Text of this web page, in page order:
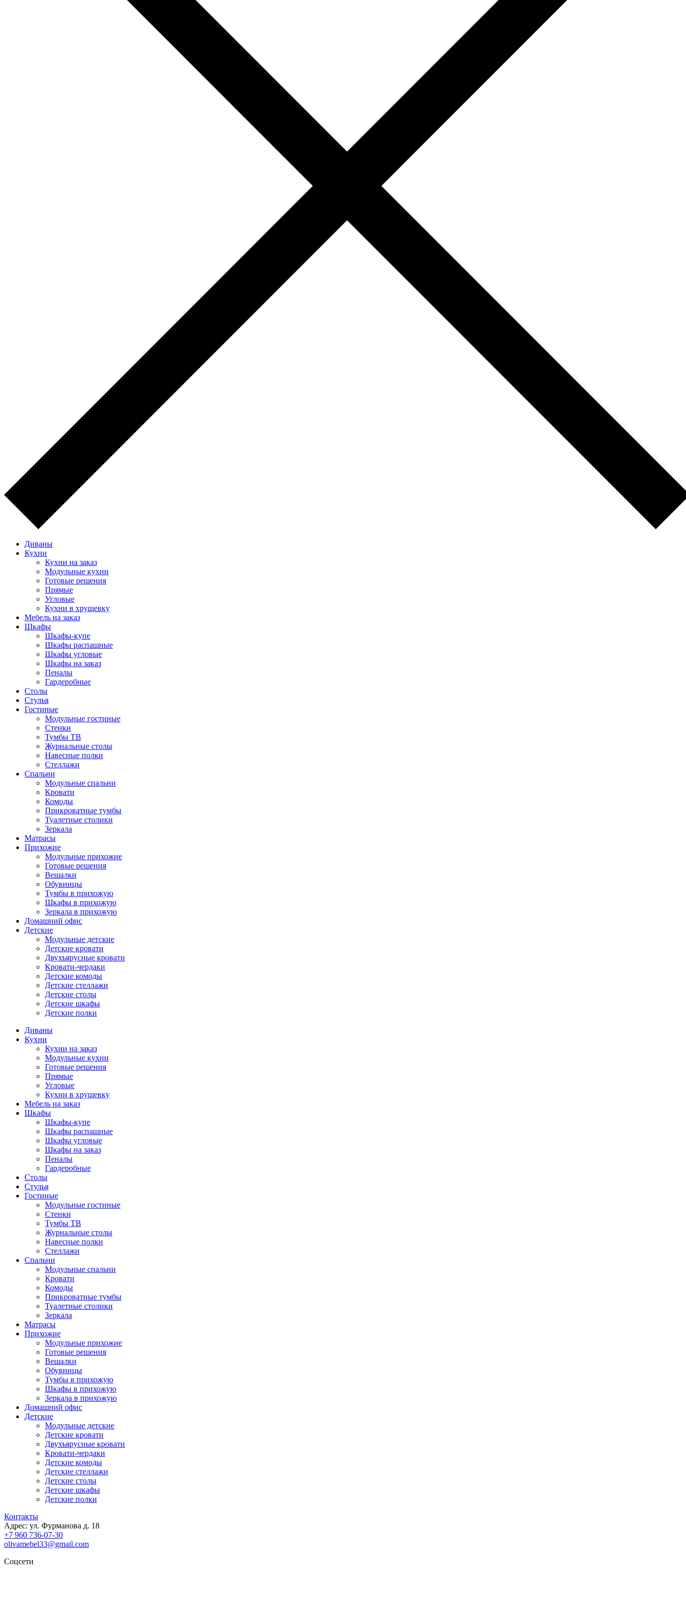
Диваны
Кухни
Кухни на заказ
Модульные кухни
Готовые решения
Прямые
Угловые
Кухни в хрущевку
Мебель на заказ
Шкафы
Шкафы-купе
Шкафы распашные
Шкафы угловые
Шкафы на заказ
Пеналы
Гардеробные
Столы
Стулья
Гостиные
Модульные гостиные
Стенки
Тумбы ТВ
Журнальные столы
Навесные полки
Стеллажи
Спальни
Модульные спальни
Кровати
Комоды
Прикроватные тумбы
Туалетные столики
Зеркала
Матрасы
Прихожие
Модульные прихожие
Готовые решения
Вешалки
Обувницы
Тумбы в прихожую
Шкафы в прихожую
Зеркала в прихожую
Домашний офис
Детские
Модульные детские
Детские кровати
Двухъярусные кровати
Кровати-чердаки
Детские комоды
Детские стеллажи
Детские столы
Детские шкафы
Детские полки
Диваны
Кухни
Кухни на заказ
Модульные кухни
Готовые решения
Прямые
Угловые
Кухни в хрущевку
Мебель на заказ
Шкафы
Шкафы-купе
Шкафы распашные
Шкафы угловые
Шкафы на заказ
Пеналы
Гардеробные
Столы
Стулья
Гостиные
Модульные гостиные
Стенки
Тумбы ТВ
Журнальные столы
Навесные полки
Стеллажи
Спальни
Модульные спальни
Кровати
Комоды
Прикроватные тумбы
Туалетные столики
Зеркала
Матрасы
Прихожие
Модульные прихожие
Готовые решения
Вешалки
Обувницы
Тумбы в прихожую
Шкафы в прихожую
Зеркала в прихожую
Домашний офис
Детские
Модульные детские
Детские кровати
Двухъярусные кровати
Кровати-чердаки
Детские комоды
Детские стеллажи
Детские столы
Детские шкафы
Детские полки
Контакты
Адрес: ул. Фурманова д. 18
+7 960 736-07-30
olivamebel33@gmail.com
Соцсети